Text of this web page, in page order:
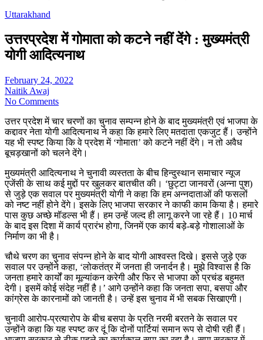
Uttarakhand
उत्तरप्रदेश में गोमाता को कटने नहीं देंगे : मुख्यमंत्री
योगी आदित्यनाथ
February 24, 2022
Naitik Awaj
No Comments
उत्तर प्रदेश में चार चरणों का चुनाव सम्पन्न होने के बाद मुख्यमंत्री एवं भाजपा के
कद्दावर नेता योगी आदित्यनाथ ने कहा कि हमारे लिए मतदाता एकजुट हैं। उन्होंने
यह भी स्पष्ट किया कि वे प्रदेश में ‘गोमाता’ को कटने नहीं देंगे। न तो अवैध
बूचड़खानों को चलने देंगे।
मुख्यमंत्री आदित्यनाथ ने चुनावी व्यस्तता के बीच हिन्दुस्थान समाचार न्यूज
एजेंसी के साथ कई मुद्दों पर खुलकर बातचीत की। ‘छुट्टा जानवरों (अन्ना पुश)
से जुड़े एक सवाल पर मुख्यमंत्री योगी ने कहा कि हम अन्नदाताओं की फसलों
को नष्ट नहीं होने देंगे। इसके लिए भाजपा सरकार ने काफी काम किया है। हमारे
पास कुछ अच्छे मॉडल्स भी हैं। हम उन्हें जल्द ही लागू करने जा रहे हैं। 10 मार्च
के बाद इस दिशा में कार्य प्रारंभ होगा, जिनमें एक कार्य बड़े-बड़े गोशालाओं के
निर्माण का भी है।
चौथे चरण का चुनाव संपन्न होने के बाद योगी आश्वस्त दिखे। इससे जुड़े एक
सवाल पर उन्होंने कहा, ‘लोकतंत्र में जनता ही जनार्दन है। मुझे विश्वास है कि
जनता हमारे कार्यों का मूल्यांकन करेगी और फिर से भाजपा को प्रचंड बहुमत
देगी। इसमें कोई संदेह नहीं है।’ आगे उन्होंने कहा कि जनता सपा, बसपा और
कांग्रेस के कारनामों को जानती है। उन्हें इस चुनाव में भी सबक सिखाएगी।
चुनावी आरोप-प्रत्यारोप के बीच बसपा के प्रति नरमी बरतने के सवाल पर
उन्होंने कहा कि यह स्पष्ट कर दूं कि दोनों पार्टियां समान रूप से दोषी रही हैं।